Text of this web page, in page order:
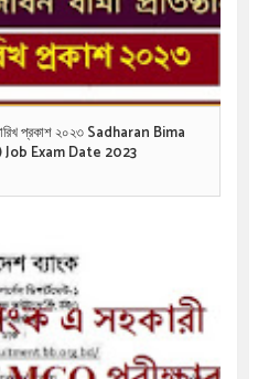
তারিখ প্রকাশ ২০২৩ Sadharan Bima
Exam Date 2023